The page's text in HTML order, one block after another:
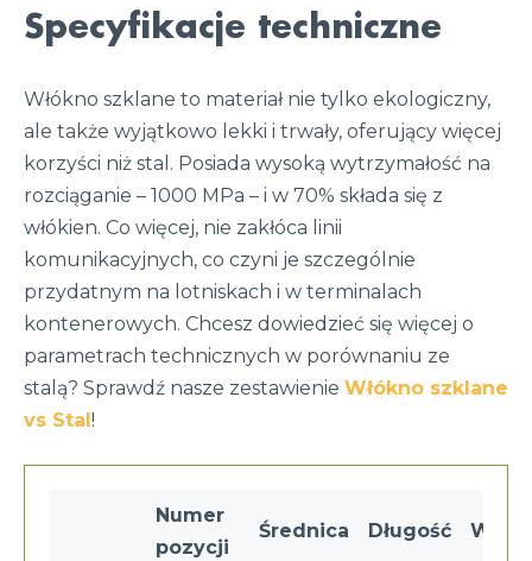
Specyfikacje techniczne
Włókno szklane to materiał nie tylko ekologiczny,
ale także wyjątkowo lekki i trwały, oferujący więcej
korzyści niż stal. Posiada wysoką wytrzymałość na
rozciąganie – 1000 MPa – i w 70% składa się z
włókien. Co więcej, nie zakłóca linii
komunikacyjnych, co czyni je szczególnie
przydatnym na lotniskach i w terminalach
kontenerowych. Chcesz dowiedzieć się więcej o
parametrach technicznych w porównaniu ze
stalą? Sprawdź nasze zestawienie Włókno szklane
vs Stal !
Numer
pozycji
Średnica Długość